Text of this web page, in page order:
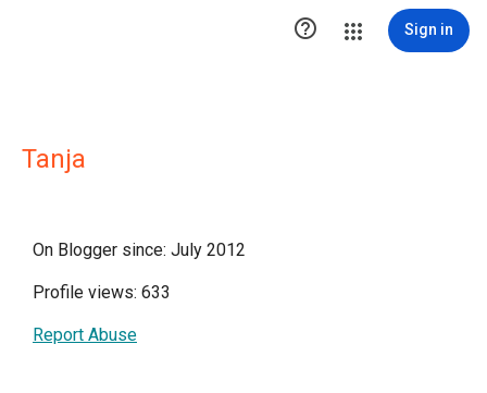
 Sign in
Tanja
On Blogger since: July 2012
Profile views: 633
Report Abuse